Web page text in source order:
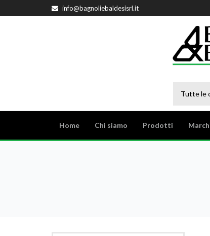
info@bagnoliebaldesisrl.it
Tutte le
Home Chi siamo Prodotti